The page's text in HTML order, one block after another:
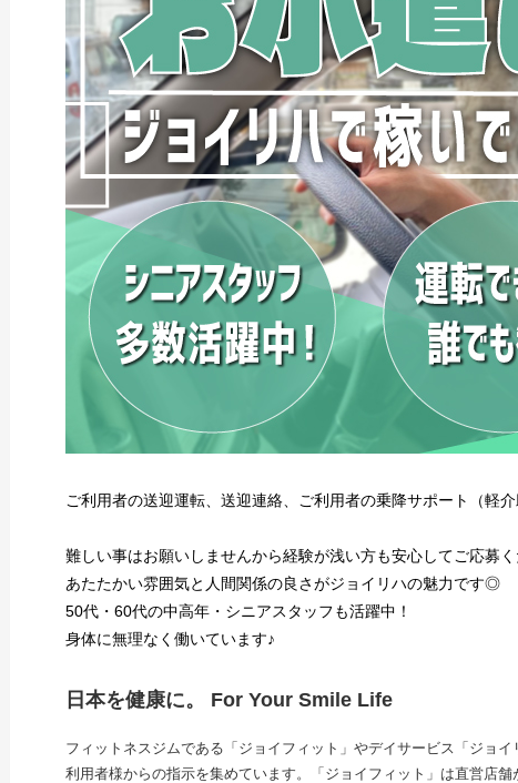
ご利用者の送迎運転、送迎連絡、ご利用者の乗降サポート（軽介
難しい事はお願いしませんから経験が浅い方も安心してご応募く
あたたかい雰囲気と人間関係の良さがジョイリハの魅力です◎
50代・60代の中高年・シニアスタッフも活躍中！
身体に無理なく働いています♪
日本を健康に。 For Your Smile Life
フィットネスジムである「ジョイフィット」やデイサービス「ジョ
利用者様からの指示を集めています。「ジョイフィット」は直営店